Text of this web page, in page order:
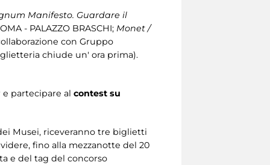
Manifesto. Guardare il
- PALAZZO BRASCHI; Monet /
con Gruppo
chiude un' ora prima).
partecipare al contest su
Musei, riceveranno tre biglietti
fino alla mezzanotte del 20
e del tag del concorso